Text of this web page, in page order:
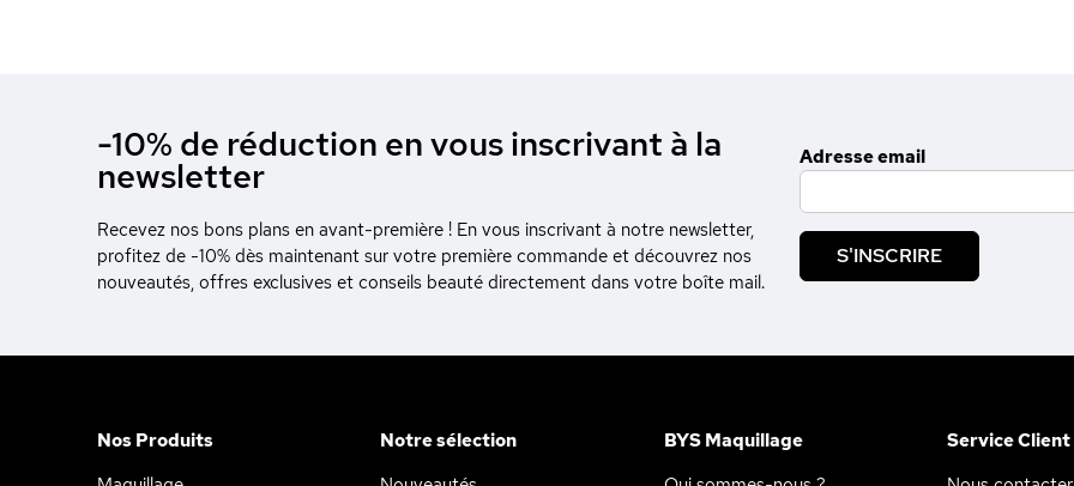
-10% de réduction en vous inscrivant à la
newsletter
Recevez nos bons plans en avant-première ! En vous inscrivant à notre newsletter,
profitez de -10% dès maintenant sur votre première commande et découvrez nos
nouveautés, offres exclusives et conseils beauté directement dans votre boîte mail.
Adresse email
S'INSCRIRE
Nos Produits
Notre sélection
BYS Maquillage
Service Client